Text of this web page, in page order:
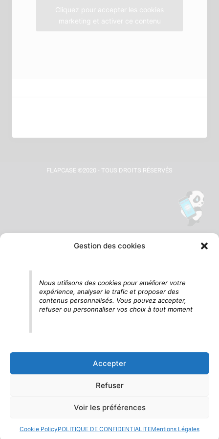
Gestion des cookies
Nous utilisons des cookies pour améliorer votre
expérience, analyser le trafic et proposer des
contenus personnalisés. Vous pouvez accepter,
refuser ou personnaliser vos choix à tout moment
Accepter
Refuser
Voir les préférences
Cookie PolicyPOLITIQUE DE CONFIDENTIALITEMentions Légales
m
Cliquez pour accepter les cookies
marketing et activer ce contenu
FLAPCASE ©2020 - TOUS DROITS RÉSERVÉS
Tu vois le panda, c'est là !